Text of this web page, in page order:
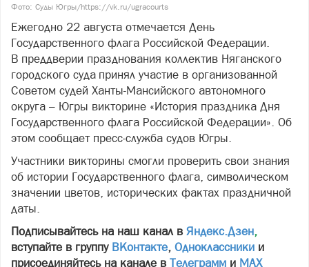
Фото: Суды Югры/https://vk.ru/ugracourts
Ежегодно 22 августа отмечается День
Государственного флага Российской Федерации.
В преддверии празднования коллектив Няганского
городского суда принял участие в организованной
Советом судей Ханты-Мансийского автономного
округа – Югры викторине «История праздника Дня
Государственного флага Российской Федерации». Об
этом сообщает пресс-служба судов Югры.
Участники викторины смогли проверить свои знания
об истории Государственного флага, символическом
значении цветов, исторических фактах праздничной
даты.
Подписывайтесь на наш канал в Яндекс.Дзен,
вступайте в группу ВКонтакте, Одноклассники и
присоединяйтесь на канале в Телеграмм и МАХ